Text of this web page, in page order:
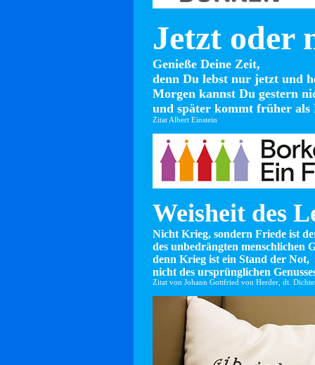
Jetzt oder
Genieße Deine Zeit,
denn Du lebst nur jetzt und
Morgen kannst Du gestern
und später kommt früher als
Zitat Albert Einstein
Weisheit des
Nicht Krieg, sondern Friede ist
des unbedrängten menschlichen
denn Krieg ist ein Stand der Not,
nicht des ursprünglichen
Zitat von Johann Gottfried von Herder, dt.